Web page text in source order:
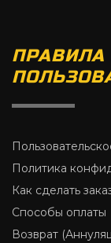
ПРАВИЛА
Политика
Как сделать
Способы оплаты
Возврат